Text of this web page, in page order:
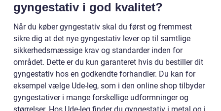
gyngestativ i god kvalitet?
Når du køber gyngestativ skal du først og fremmest
sikre dig at det nye gyngestativ lever op til samtlige
sikkerhedsmæssige krav og standarder inden for
området. Dette er du kun garanteret hvis du bestiller dit
gyngestativ hos en godkendte forhandler. Du kan for
eksempel vælge Ude-leg, som i den online shop tilbyder
gyngestativer i mange forskellige udformninger og